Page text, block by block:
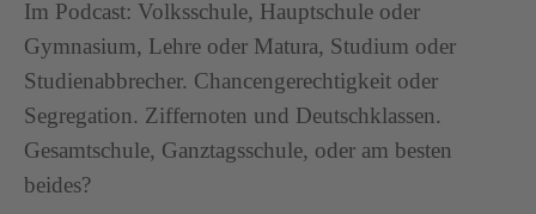
Im Podcast: Volksschule, Hauptschule oder
Gymnasium, Lehre oder Matura, Studium oder
Studienabbrecher. Chancengerechtigkeit oder
Segregation. Ziffernoten und Deutschklassen.
Gesamtschule, Ganztagsschule, oder am besten
beides?